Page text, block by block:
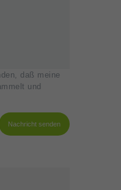
daß meine
und